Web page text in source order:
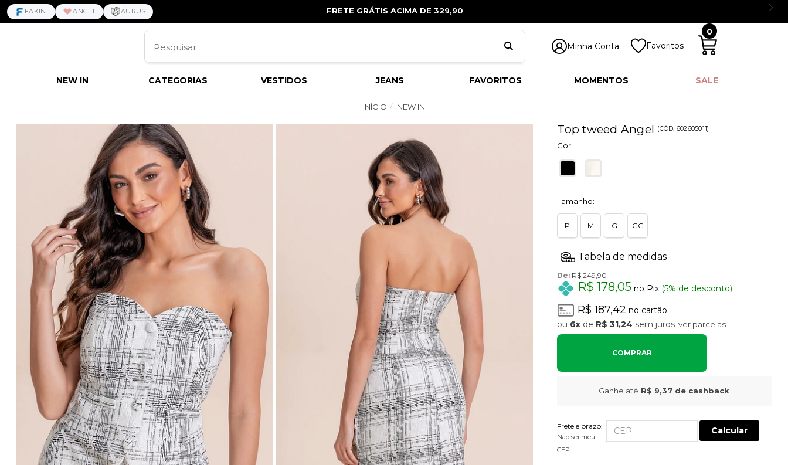
FAKINI ANGEL AURUS FRETE GRÁTIS ACIMA DE 329,90
Minha Conta Favoritos
0
NEW IN CATEGORIAS VESTIDOS JEANS FAVORITOS MOMENTOS SALE
INÍCIO NEW IN
Top tweed Angel (CÓD. 602605011)
Cor:
Tamanho:
P M G GG
De:R$ 249,90
R$ 178,05 no Pix (5% de desconto)
R$ 187,42 no cartão
6x de R$ 31,24 sem juros ver parcelas
COMPRAR
Ganhe até R$ 9,37 de cashback
Frete e prazo:
Não sei meu
CEP
Calcular